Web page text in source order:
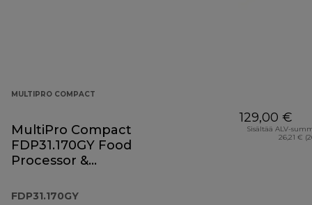
MULTIPRO COMPACT
MultiPro Compact
FDP31.170GY Food
Processor &
FDP31.170GY
129,00 €
Sisältää ALV-
26,21 €